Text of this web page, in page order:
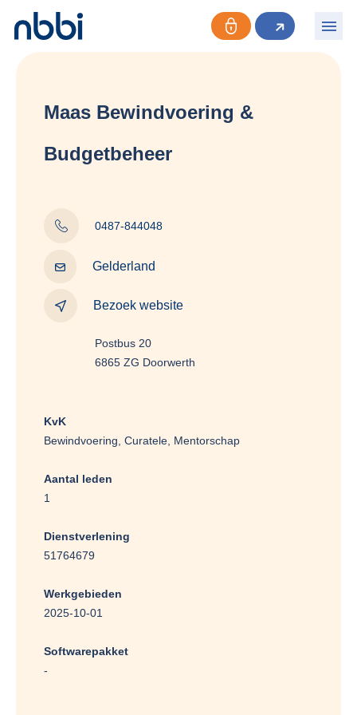
Maas Bewindvoering &
Budgetbeheer
0487-844048
Gelderland
Bezoek website
Postbus 20
6865 ZG Doorwerth
KvK
Bewindvoering, Curatele, Mentorschap
Aantal leden
1
Dienstverlening
51764679
Werkgebieden
2025-10-01
Softwarepakket
-